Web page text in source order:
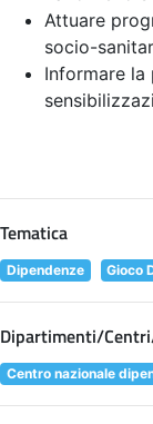
Attuare
socio-
Informare
Tematica
Dipendenze Gioco
Dipartimenti/
Centro nazionale